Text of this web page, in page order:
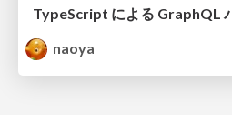
TypeScript による GraphQL
naoya